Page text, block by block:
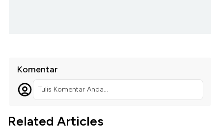
Komentar
Tulis Komentar Anda...
Related Articles